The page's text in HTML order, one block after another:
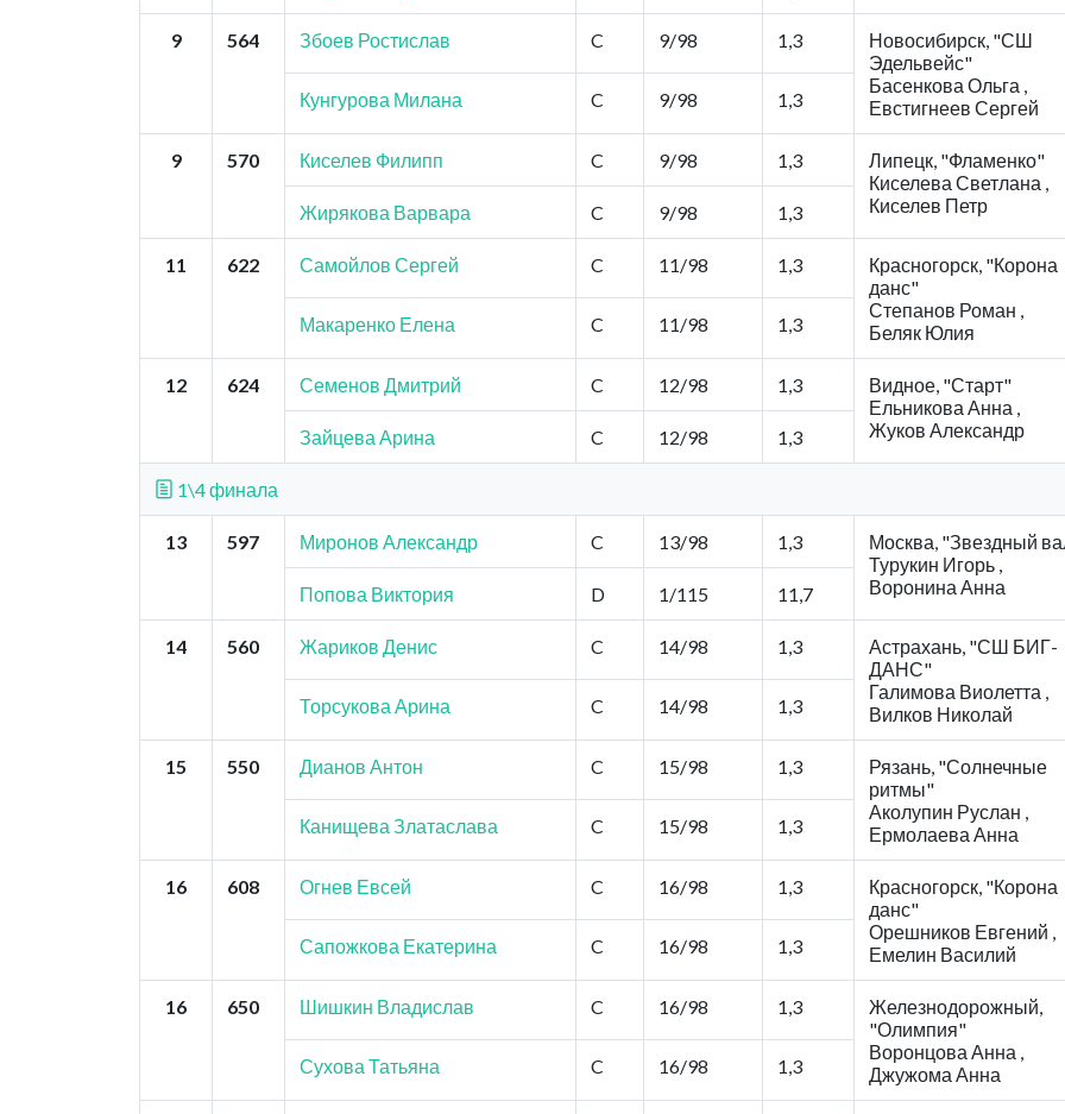
9 564 Збоев Ростислав C 9/98 1,3
Новосибирск, "СШ
Эдельвейс"
Басенкова Ольга ,
Евстигнеев Сергей
Кунгурова Милана C 9/98 1,3
9 570 Киселев Филипп C 9/98 1,3
Липецк, "Фламенко"
Киселева Светлана ,
Киселев Петр
Жирякова Варвара C 9/98 1,3
11 622 Самойлов Сергей C 11/98 1,3
Красногорск, "Корона
данс"
Степанов Роман ,
Беляк Юлия
Макаренко Елена C 11/98 1,3
12 624 Семенов Дмитрий C 12/98 1,3
Видное, "Старт"
Ельникова Анна ,
Жуков Александр
Зайцева Арина C 12/98 1,3
1\4 финала
13 597 Миронов Александр C 13/98 1,3
Москва, "Звездный
Турукин Игорь ,
Воронина Анна
Попова Виктория D 1/115 11,7
14 560 Жариков Денис C 14/98 1,3
Астрахань, "СШ БИГ-
ДАНС"
Галимова Виолетта ,
Вилков Николай
Торсукова Арина C 14/98 1,3
15 550 Дианов Антон C 15/98 1,3
Рязань, "Солнечные
ритмы"
Аколупин Руслан ,
Ермолаева Анна
Канищева Златаслава C 15/98 1,3
16 608 Огнев Евсей C 16/98 1,3
Красногорск, "Корона
данс"
Орешников Евгений ,
Емелин Василий
Сапожкова Екатерина C 16/98 1,3
16 650 Шишкин Владислав C 16/98 1,3
Железнодорожный,
"Олимпия"
Воронцова Анна ,
Джужома Анна
Сухова Татьяна C 16/98 1,3